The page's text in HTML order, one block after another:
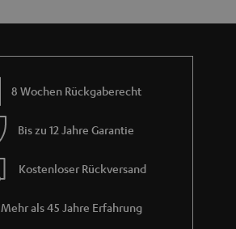
8 Wochen Rückgaberecht
Bis zu 12 Jahre Garantie
Kostenloser Rückversand
Mehr als 45 Jahre Erfahrung